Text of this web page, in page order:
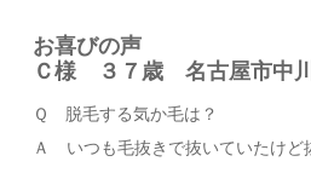
お喜びの声
Ｃ様 ３７歳 名古屋市中
Ｑ 脱毛する気か毛は？
Ａ いつも毛抜きで抜いていたけど